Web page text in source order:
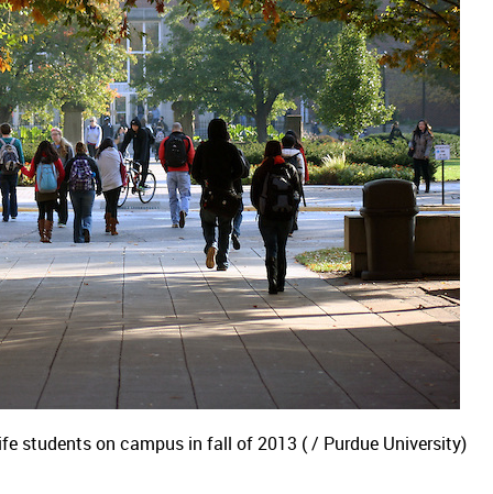
students on campus in fall of 2013 ( / Purdue University)